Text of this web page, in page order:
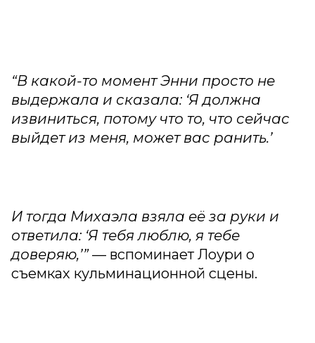
“В какой-то момент Энни просто не
выдержала и сказала: ‘Я должна
извиниться, потому что то, что сейчас
выйдет из меня, может вас ранить.’
И тогда Михаэла взяла её за руки и
ответила: ‘Я тебя люблю, я тебе
доверяю,’”— вспоминает Лоури о
съемках кульминационной сцены.